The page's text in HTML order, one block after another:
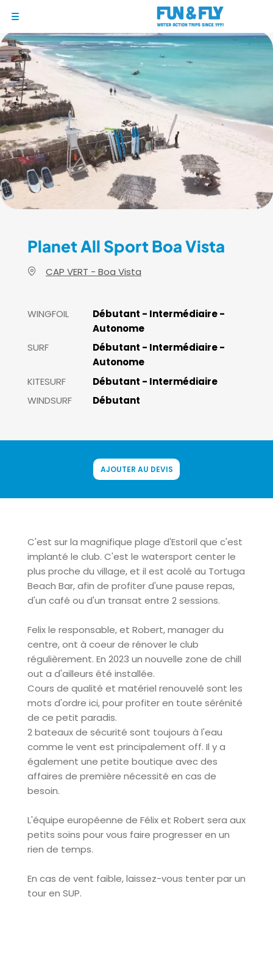
BONS PLANS
DESTINATIONS
OÙ ET QUAND PARTIR ?
INSPIRATIONS
COACHINGS & CAMPS
À PROPOS
BON CADEAU
DEMANDER UN DEVIS
1/8
Planet All Sport Boa Vista
CAP VERT - Boa Vista
WINGFOIL
Débutant - Intermédiaire -
Autonome
SURF
Débutant - Intermédiaire -
Autonome
KITESURF
Débutant - Intermédiaire
WINDSURF
Débutant
AJOUTER AU DEVIS
C'est sur la magnifique plage d'Estoril que c'est
implanté le club. C'est le watersport center le
plus proche du village, et il est acolé au Tortuga
Beach Bar, afin de profiter d'une pause repas,
d'un café ou d'un transat entre 2 sessions.
Felix le responsable, et Robert, manager du
centre, ont à coeur de rénover le club
régulièrement. En 2023 un nouvelle zone de chill
out a d'ailleurs été installée.
Cours de qualité et matériel renouvelé sont les
mots d'ordre ici, pour profiter en toute sérénité
de ce petit paradis.
2 bateaux de sécurité sont toujours à l'eau
comme le vent est principalement off. Il y a
également une petite boutique avec des
affaires de première nécessité en cas de
besoin.
L'équipe européenne de Félix et Robert sera aux
petits soins pour vous faire progresser en un
rien de temps.
En cas de vent faible, laissez-vous tenter par un
tour en SUP.